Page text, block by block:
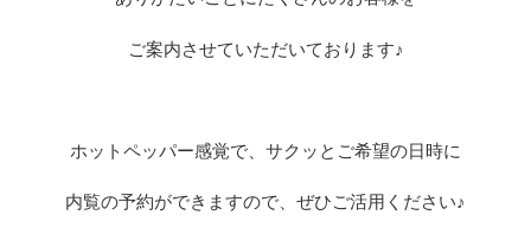
ご案内させていただいております♪
ホットペッパー感覚で、サクッとご希望の日時に
内覧の予約ができますので、ぜひご活用ください♪